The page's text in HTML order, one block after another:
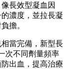
長效型凝血因
濃度，並拉長凝
擔。
當完備，新型長
次不同劑量頻率
出血，提高治療